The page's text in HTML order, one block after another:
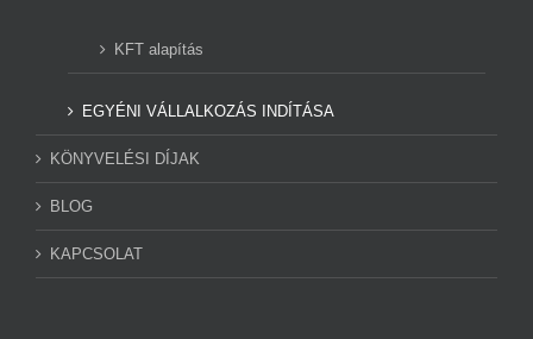
KFT alapítás
EGYÉNI VÁLLALKOZÁS INDÍTÁSA
KÖNYVELÉSI DÍJAK
BLOG
KAPCSOLAT